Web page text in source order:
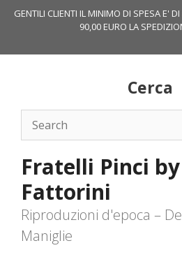
GENTILI CLIENTI IL MINIMO DI SPESA E'
90,00 EURO LA
Cerca
Fratelli Pinci
Fattorini
Riproduzioni d'epoca –
Maniglie